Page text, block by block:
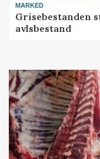
MARKED
Grisebestanden
avlsbestand